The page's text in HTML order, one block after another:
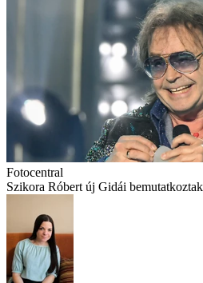
Fotocentral
Szikora Róbert új Gidái bemutatkoztak